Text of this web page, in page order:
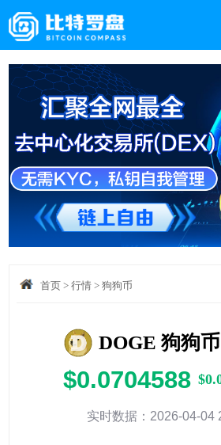
首页> 行情> 狗狗币
DOGE 狗狗币
$0.0704588
实时数据：2026-04-04